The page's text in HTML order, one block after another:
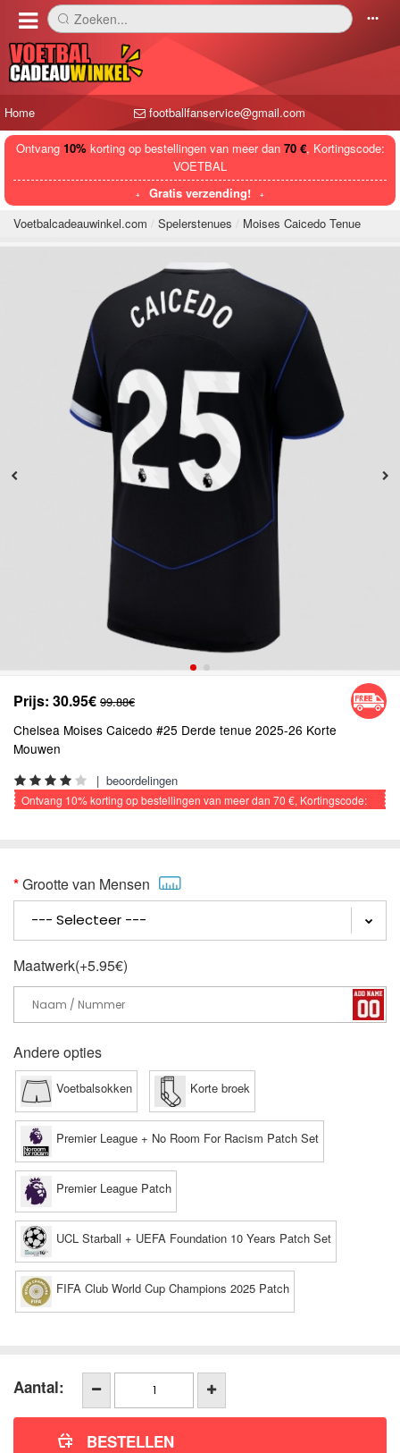
󰅼 Zoeken... 󰄒
Home footballfanservice@gmail.com
Ontvang 10%korting op bestellingen van meer dan 70 €, Kortingscode:
VOETBAL
Gratis verzending!
Voetbalcadeauwinkel.com
Spelerstenues Moises Caicedo Tenue
Prijs: 30.95€ 99.88€
Chelsea Moises Caicedo #25 Derde tenue 2025-26 Korte
Mouwen
| beoordelingen
Ontvang 10%korting op bestellingen van meer dan 70 €, Kortingscode:
Grootte van Mensen
Maatwerk(+5.95€)
Andere opties
Voetbalsokken Korte broek
Premier League + No Room For Racism Patch Set
Premier League Patch
UCL Starball + UEFA Foundation 10 Years Patch Set
FIFA Club World Cup Champions 2025 Patch
Aantal: